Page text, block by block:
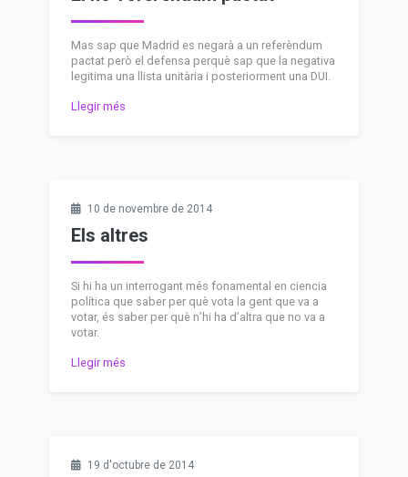
Mas sap que Madrid es negarà a un referèndum
pactat però el defensa perquè sap que la negativa
legitima una llista unitària i posteriorment una DUI.
Llegir més
10 de novembre de 2014
Els altres
Si hi ha un interrogant més fonamental en ciencia
política que saber per què vota la gent que va a
votar, és saber per què n’hi ha d’altra que no va a
votar.
Llegir més
19 d'octubre de 2014